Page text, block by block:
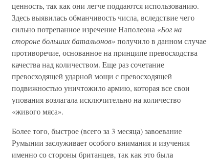
ценность, так как они легче поддаются использованию.
Здесь выявилась обманчивость числа, вследствие чего
сильно потрепанное изречение Наполеона «Бог на
стороне больших батальонов»получило в данном случае
противоречие, основанное на принципе превосходства
качества над количеством. Еще раз сочетание
превосходящей ударной мощи с превосходящей
подвижностью уничтожило армию, которая все свои
упования возлагала исключительно на количество
«живого мяса».
Более того, быстрое (всего за 3 месяца) завоевание
Румынии заслуживает особого внимания и изучения
именно со стороны британцев, так как это была